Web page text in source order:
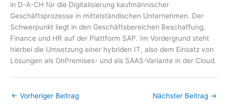
in D-A-CH für die Digitalisierung kaufmännischer
Geschäftsprozesse in mittelständischen Unternehmen. Der
Schwerpunkt liegt in den Geschäftsbereichen Beschaffung,
Finance und HR auf der Plattform SAP. Im Vordergrund steht
hierbei die Umsetzung einer hybriden IT, also dem Einsatz von
Lösungen als OnPremises- und als SAAS-Variante in der Cloud.
← Vorheriger Beitrag Nächster Beitrag →